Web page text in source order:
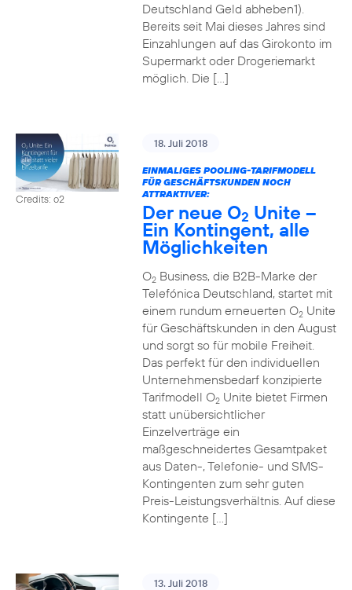
Deutschland Geld abheben1).
Bereits seit Mai dieses Jahres sind
Einzahlungen auf das Girokonto im
Supermarkt oder Drogeriemarkt
möglich. Die […]
Credits: o2
18. Juli 2018
EINMALIGES POOLING-TARIFMODELL
FÜR GESCHÄFTSKUNDEN NOCH
ATTRAKTIVER:
Der neue O2 Unite –
Ein Kontingent, alle
Möglichkeiten
O2Business, die B2B-Marke der
Telefónica Deutschland, startet mit
einem rundum erneuerten O2Unite
für Geschäftskunden in den August
und sorgt so für mobile Freiheit.
Das perfekt für den individuellen
Unternehmensbedarf konzipierte
Tarifmodell O2Unite bietet Firmen
statt unübersichtlicher
Einzelverträge ein
maßgeschneidertes Gesamtpaket
aus Daten-, Telefonie- und SMS-
Kontingenten zum sehr guten
Preis-Leistungsverhältnis. Auf diese
Kontingente […]
13. Juli 2018